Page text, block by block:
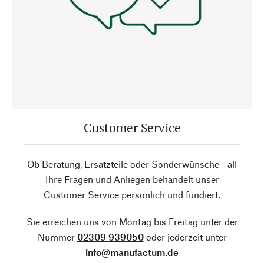
Customer Service
Ob Beratung, Ersatzteile oder Sonderwünsche - all
Ihre Fragen und Anliegen behandelt unser
Customer Service persönlich und fundiert.
Sie erreichen uns von Montag bis Freitag unter der
Nummer 02309 939050oder jederzeit unter
info@manufactum.de